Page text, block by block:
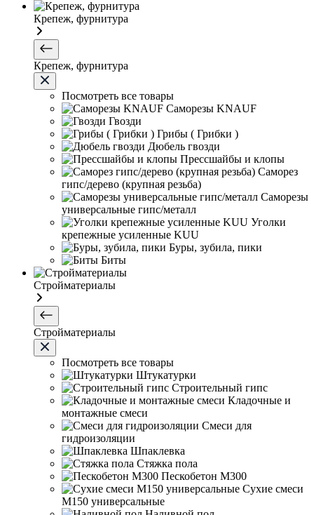
Крепеж, фурнитура
Крепеж, фурнитура
Посмотреть все товары
Саморезы KNAUF
Гвозди
Грибы ( Грибки )
Дюбель гвозди
Прессшайбы и клопы
Саморез
гипс/дерево (крупная резьба)
Саморезы
универсальные гипс/металл
Уголки
крепежные усиленные KUU
Буры, зубила, пики
Биты
Стройматериалы
Стройматериалы
Посмотреть все товары
Штукатурки
Строительный гипс
Кладочные и
монтажные смеси
Смеси для
гидроизоляции
Шпаклевка
Стяжка пола
Пескобетон М300
Сухие смеси
М150 универсальные